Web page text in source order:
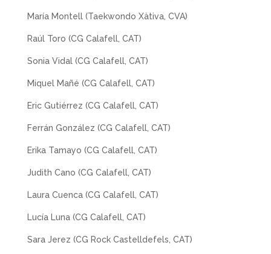
María Montell (Taekwondo Xàtiva, CVA)
Raúl Toro (CG Calafell, CAT)
Sonia Vidal (CG Calafell, CAT)
Miquel Mañé (CG Calafell, CAT)
Eric Gutiérrez (CG Calafell, CAT)
Ferrán González (CG Calafell, CAT)
Erika Tamayo (CG Calafell, CAT)
Judith Cano (CG Calafell, CAT)
Laura Cuenca (CG Calafell, CAT)
Lucía Luna (CG Calafell, CAT)
Sara Jerez (CG Rock Castelldefels, CAT)